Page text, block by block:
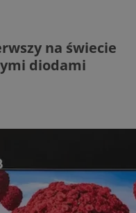
na świecie
diodami